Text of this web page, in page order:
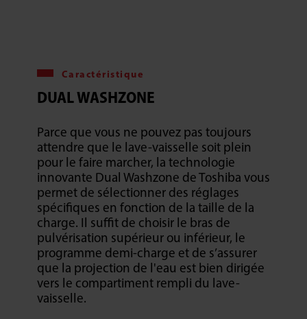
Caractéristique
DUAL WASHZONE
Parce que vous ne pouvez pas toujours
attendre que le lave-vaisselle soit plein
pour le faire marcher, la technologie
innovante Dual Washzone de Toshiba vous
permet de sélectionner des réglages
spécifiques en fonction de la taille de la
charge. Il suffit de choisir le bras de
pulvérisation supérieur ou inférieur, le
programme demi-charge et de s’assurer
que la projection de l'eau est bien dirigée
vers le compartiment rempli du lave-
vaisselle.